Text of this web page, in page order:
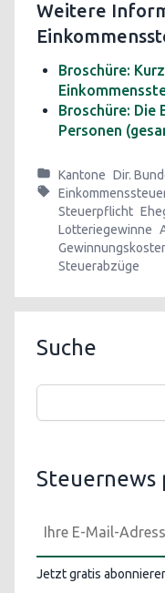
Weitere
Broschüre:
Broschüre: Die
Personen
Kantone Dir.
Steuerpflicht
Lotteriegewinne
Steuerabzüge
Suche
Steuernews
Jetzt gratis